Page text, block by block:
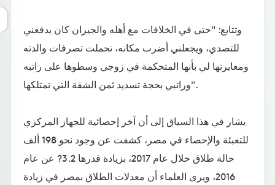
وتتابع: "حتى في الخلافات مع أهله والجيران كان يدفعني
للتصدي، ويجعلني أضرب مكانه، تحملت تصرفات والدته
ومعايرتها لي بأنها المتحكمة في زوجي وسطوها على راتبه
وراتبي بحجة تسديد ثمن الشقة التي تمتلكها".
يشار في هذا السياق إلى أن آخر إحصائية للجهاز المركزي
للتعبئة والإحصاء في مصر، كشفت عن وجود نحو 198 ألف
حالة طلاق خلال عام 2017، بزيادة قدرها 3.2? عن عام
2016، ويرى العلماء أن معدلات الطلاق بمصر في زيادة